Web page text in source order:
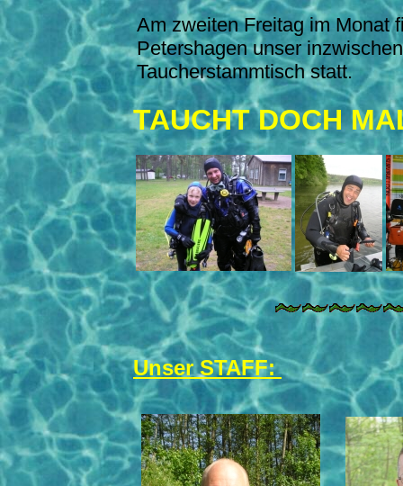
Am zweiten Freitag im Monat
Petershagen unser
Taucherstammtisch statt.
TAUCHT DOCH
Unser STAFF: